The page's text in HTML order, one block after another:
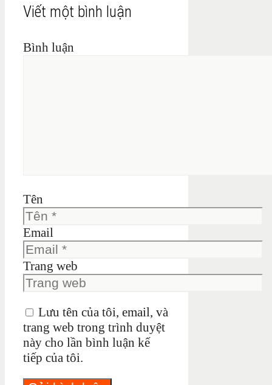
Viết một bình luận
Bình luận
Tên
Email
Trang web
Lưu tên của tôi, email, và
trang web trong trình duyệt
này cho lần bình luận kế
tiếp của tôi.